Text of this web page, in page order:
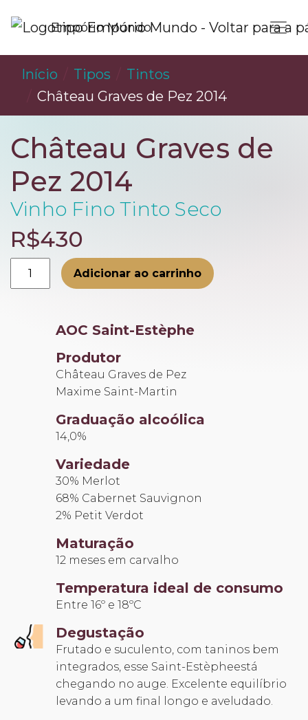
Empório Mundo
Início Tipos
Tintos
Château Graves de Pez 2014
Château Graves de
Pez 2014
Vinho Fino Tinto Seco
R$430
Château
quantidade
Adicionar ao carrinho
AOC Saint-Estèphe
Produtor
Château Graves de Pez
Maxime Saint-Martin
Graduação alcoólica
14,0%
Variedade
30% Merlot
68% Cabernet Sauvignon
2% Petit Verdot
Maturação
12 meses em carvalho
Temperatura ideal de consumo
Entre 16º e 18ºC
Degustação
Frutado e suculento, com taninos bem
integrados, esse Saint-Estèpheestá
chegando no auge. Excelente equilíbrio
levando a um final longo e aveludado.